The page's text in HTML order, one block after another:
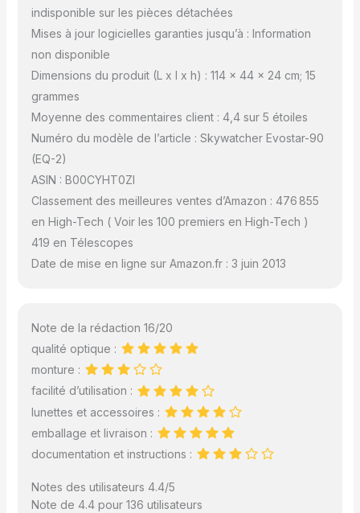
indisponible sur les pièces détachées
Mises à jour logicielles garanties jusqu’à : Information
non disponible
Dimensions du produit (L x l x h) : 114 x 44 x 24 cm; 15
grammes
Moyenne des commentaires client : 4,4 sur 5 étoiles
Numéro du modèle de l’article : Skywatcher Evostar-90
(EQ-2)
ASIN : B00CYHT0ZI
Classement des meilleures ventes d’Amazon : 476 855
en High-Tech ( Voir les 100 premiers en High-Tech )
419 en Télescopes
Date de mise en ligne sur Amazon.fr : 3 juin 2013
Note de la rédaction 16/20
qualité optique :
monture :
facilité d’utilisation :
lunettes et accessoires :
emballage et livraison :
documentation et instructions :
Notes des utilisateurs 4.4/5
Note de 4.4 pour 136 utilisateurs